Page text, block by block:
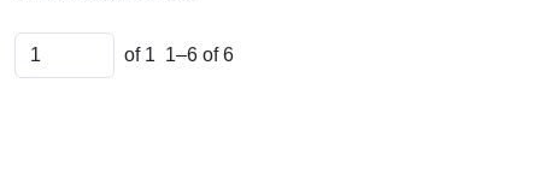
of 1 1–6 of 6